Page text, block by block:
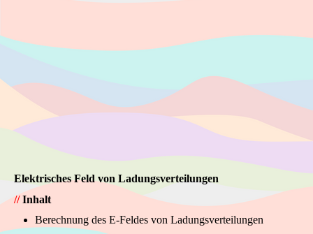
Elektrisches Feld von Ladungsverteilungen
//Inhalt
Berechnung des E-Feldes von Ladungsverteilungen